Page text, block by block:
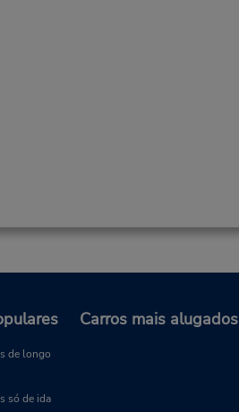
de longo
só de ida
Carros mais alugados